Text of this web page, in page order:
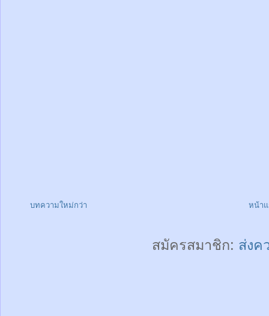
บทความใหม่กว่า หน้า
สมัครสมาชิก: ส่งค